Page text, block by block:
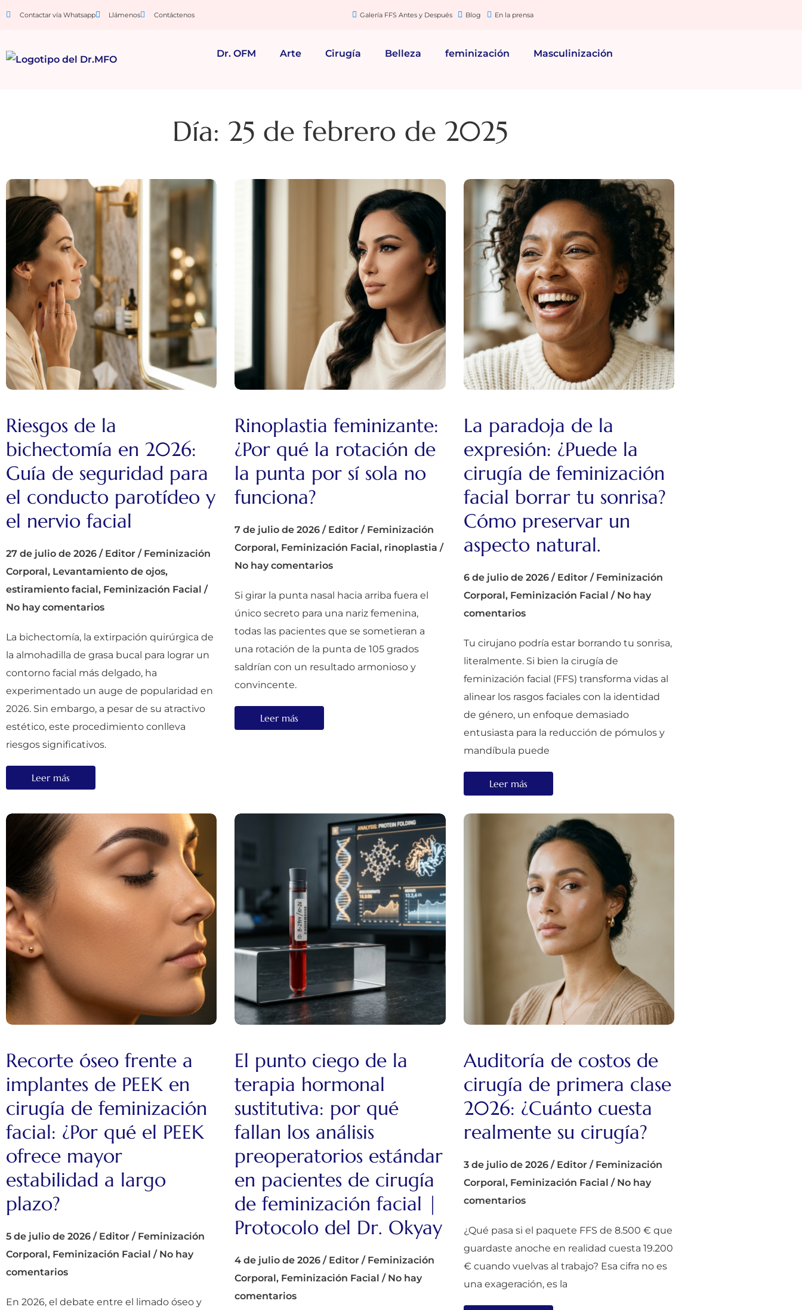
Contactar vía Whatsapp Llámenos Contáctenos Galería FFS Antes y Después Blog En la prensa
Dr. OFM Arte Cirugía Belleza feminización Masculinización
Día: 25 de febrero de 2025
Riesgos de la
bichectomía en 2026:
Guía de seguridad para
el conducto parotídeo y
el nervio facial
27 de julio de 2026 / Editor / Feminización
Corporal, Levantamiento de ojos,
estiramiento facial, Feminización Facial /
No hay comentarios
La bichectomía, la extirpación quirúrgica de
la almohadilla de grasa bucal para lograr un
contorno facial más delgado, ha
experimentado un auge de popularidad en
2026. Sin embargo, a pesar de su atractivo
estético, este procedimiento conlleva
riesgos significativos.
Leer más
Rinoplastia feminizante:
¿Por qué la rotación de
la punta por sí sola no
funciona?
7 de julio de 2026 / Editor / Feminización
Corporal, Feminización Facial, rinoplastia /
No hay comentarios
Si girar la punta nasal hacia arriba fuera el
único secreto para una nariz femenina,
todas las pacientes que se sometieran a
una rotación de la punta de 105 grados
saldrían con un resultado armonioso y
convincente.
Leer más
La paradoja de la
expresión: ¿Puede la
cirugía de feminización
facial borrar tu sonrisa?
Cómo preservar un
aspecto natural.
6 de julio de 2026 / Editor / Feminización
Corporal, Feminización Facial / No hay
comentarios
Tu cirujano podría estar borrando tu sonrisa,
literalmente. Si bien la cirugía de
feminización facial (FFS) transforma vidas al
alinear los rasgos faciales con la identidad
de género, un enfoque demasiado
entusiasta para la reducción de pómulos y
mandíbula puede
Leer más
Recorte óseo frente a
implantes de PEEK en
cirugía de feminización
facial: ¿Por qué el PEEK
ofrece mayor
estabilidad a largo
plazo?
5 de julio de 2026 / Editor / Feminización
Corporal, Feminización Facial / No hay
comentarios
En 2026, el debate entre el limado óseo y
El punto ciego de la
terapia hormonal
sustitutiva: por qué
fallan los análisis
preoperatorios estándar
en pacientes de cirugía
de feminización facial |
Protocolo del Dr. Okyay
4 de julio de 2026 / Editor / Feminización
Corporal, Feminización Facial / No hay
comentarios
Auditoría de costos de
cirugía de primera clase
2026: ¿Cuánto cuesta
realmente su cirugía?
3 de julio de 2026 / Editor / Feminización
Corporal, Feminización Facial / No hay
comentarios
¿Qué pasa si el paquete FFS de 8.500 € que
guardaste anoche en realidad cuesta 19.200
€ cuando vuelvas al trabajo? Esa cifra no es
una exageración, es la